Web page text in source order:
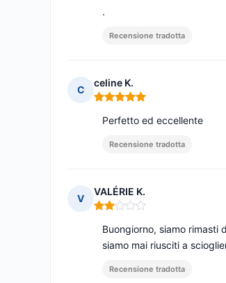
.
Recensione tradotta
C
celine K.
Nota: 5 su 5
Perfetto ed eccellente
Recensione tradotta
V
VALÉRIE K.
Nota: 2 su 5
Buongiorno, siamo
siamo mai riusciti a
Recensione tradotta